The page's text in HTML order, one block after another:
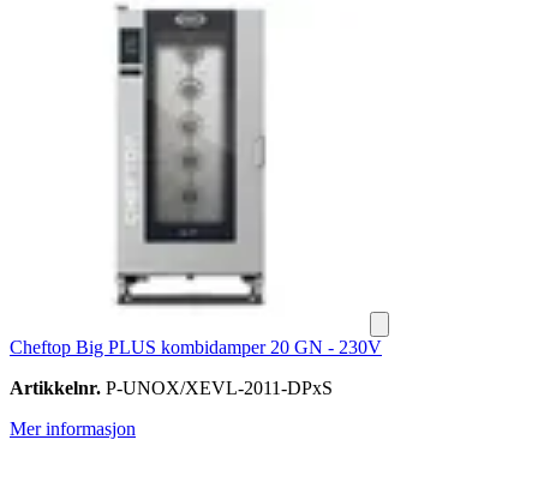
Cheftop Big PLUS kombidamper 20 GN - 230V
Artikkelnr. P-UNOX/XEVL-2011-DPxS
Mer informasjon